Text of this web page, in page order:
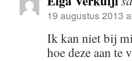
19 augustus 2013
Ik kan niet bij
hoe deze aan te